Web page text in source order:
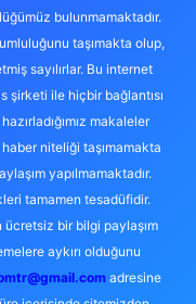
bulunmamaktadır.
taşımakta olup,
sayılırlar. Bu internet
şirketi ile hiçbir bağlantısı
makaleler
niteliği taşımamakta
yapılmamaktadır.
tamamen tesadüfidir.
bir bilgi paylaşım
aykırı olduğunu
adresine